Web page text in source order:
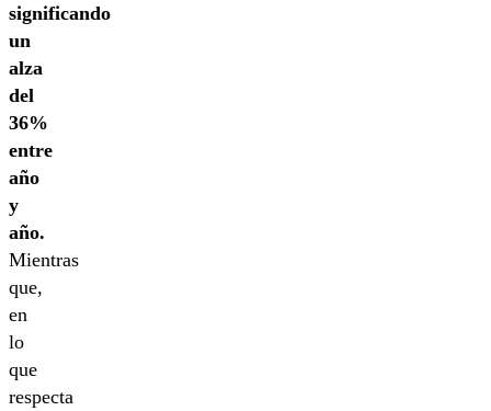
significando
un
alza
del
36%
entre
año
y
año.
Mientras
que,
en
lo
que
respecta